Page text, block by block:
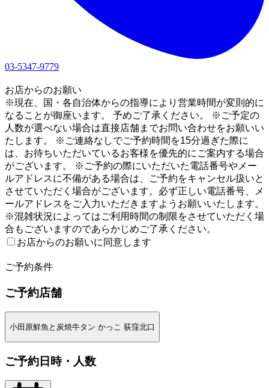
03-5347-9779
お店からのお願い
※現在、国・各自治体からの指導により営業時間が変則的に
なることが御座います。 予めご了承ください。 ※ご予定の
人数が選べない場合は直接店舗までお問い合わせをお願いい
たします。 ※ご連絡なしでご予約時間を15分過ぎた際に
は、お待ちいただいているお客様を優先的にご案内する場合
がございます。 ※ご予約の際にいただいた電話番号やメー
ルアドレスに不備がある場合は、ご予約をキャンセル扱いと
させていただく場合がございます。必ず正しい電話番号、メ
ールアドレスをご入力いただきますようお願いいたします。
※混雑状況によってはご利用時間の制限をさせていただく場
合もございますのであらかじめご了承ください。
お店からのお願いに同意します
ご予約条件
ご予約店舗
小田原鮮魚と炭焼牛タン かっこ 荻窪北口
ご予約日時・人数